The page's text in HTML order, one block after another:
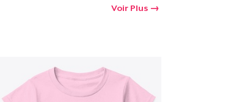
Voir Plus